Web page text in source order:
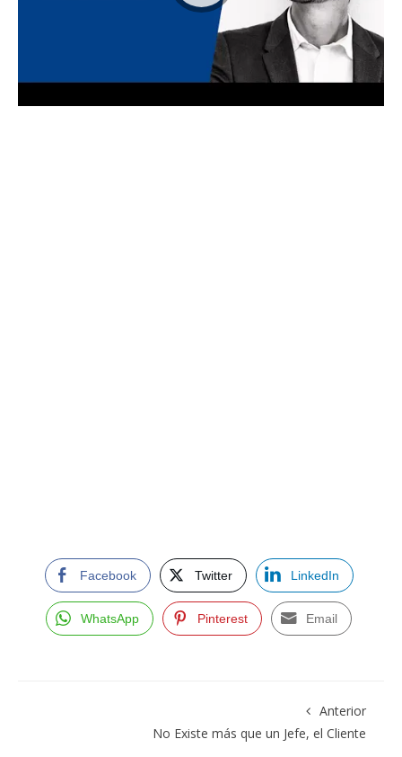
Facebook Twitter LinkedIn
WhatsApp Pinterest Email
Anterior
No Existe más que un Jefe, el Cliente